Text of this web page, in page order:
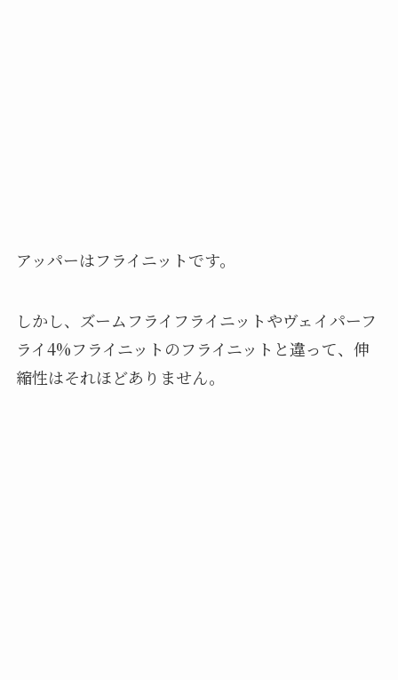
アッパーはフライニットです。
しかし、ズームフライフライニットやヴェイパーフ
ライ4%フライニットのフライニットと違って、伸
縮性はそれほどありません。